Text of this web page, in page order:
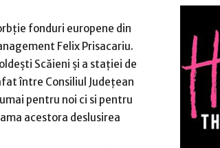
fonduri europene din
Felix Prisacariu.
Scăieni și a stației de
între Consiliul Județean
pentru noi ci si pentru
acestora deslusirea